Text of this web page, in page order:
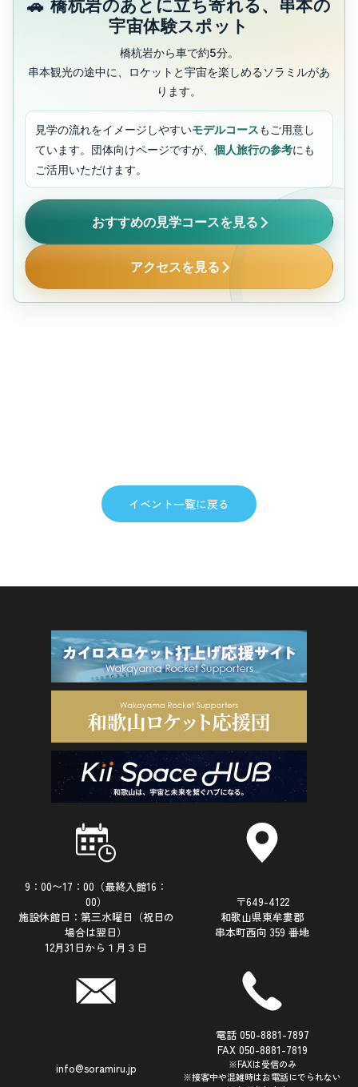
橋杭岩のあとに立ち寄れる、串本の
宇宙体験スポット
橋杭岩から車で約5分。
串本観光の途中に、ロケットと宇宙を楽しめるソラミルがあ
ります。
見学の流れをイメージしやすいモデルコースもご用意し
ています。団体向けページですが、 個人旅行の参考にも
ご活用いただけます。
おすすめの見学コースを見る
アクセスを見る
イベント一覧に戻る
9：00〜17：00（最終入館16：
00）
施設休館日：第三水曜日（祝日の
場合は翌日）
12月31日から１月３日
〒649-4122
和歌山県東牟婁郡
串本町西向 359 番地
info@soramiru.jp
電話 050-8881-7897
FAX 050-8881-7819
※FAXは受信のみ
※接客中や混雑時はお電話にでられない